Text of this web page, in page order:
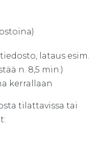
lataus esim.
n. 8,5 min.)
kerrallaan
tilattavissa tai